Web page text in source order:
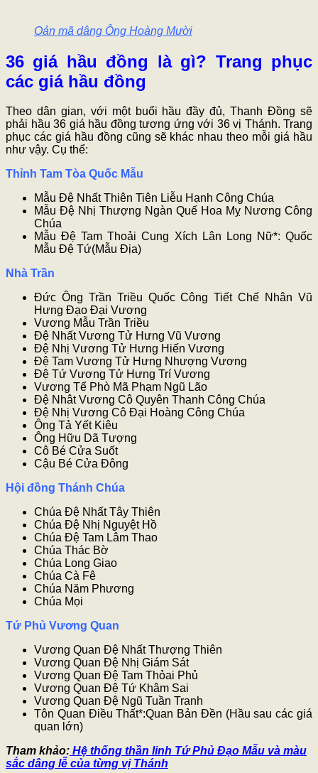
Oản mã dâng Ông Hoàng Mười
36 giá hầu đồng là gì? Trang phục
các giá hầu đồng
Theo dân gian, với một buổi hầu đầy đủ, Thanh Đồng sẽ
phải hầu 36 giá hầu đồng tương ứng với 36 vị Thánh. Trang
phục các giá hầu đồng cũng sẽ khác nhau theo mỗi giá hầu
như vậy. Cụ thể:
Thỉnh Tam Tòa Quốc Mẫu
Mẫu Đệ Nhất Thiên Tiên Liễu Hạnh Công Chúa
Mẫu Đệ Nhị Thượng Ngàn Quế Hoa Mỵ Nương Công
Chúa
Mẫu Đệ Tam Thoải Cung Xích Lân Long Nữ*: Quốc
Mẫu Đệ Tứ(Mẫu Địa)
Nhà Trần
Đức Ông Trần Triều Quốc Công Tiết Chế Nhân Vũ
Hưng Đạo Đại Vương
Vương Mẫu Trần Triều
Đệ Nhất Vương Tử Hưng Vũ Vương
Đệ Nhị Vương Tử Hưng Hiến Vương
Đệ Tam Vương Tử Hưng Nhượng Vương
Đệ Tứ Vương Tử Hưng Trí Vương
Vương Tể Phò Mã Phạm Ngũ Lão
Đệ Nhât Vương Cô Quyên Thanh Công Chúa
Đệ Nhị Vương Cô Đại Hoàng Công Chúa
Ông Tả Yết Kiêu
Ông Hữu Dã Tượng
Cô Bé Cửa Suốt
Cậu Bé Cửa Đông
Hội đồng Thánh Chúa
Chúa Đệ Nhất Tây Thiên
Chúa Đệ Nhị Nguyệt Hồ
Chúa Đệ Tam Lâm Thao
Chúa Thác Bờ
Chúa Long Giao
Chúa Cà Fê
Chúa Năm Phương
Chúa Mọi
Tứ Phủ Vương Quan
Vương Quan Đệ Nhất Thượng Thiên
Vương Quan Đệ Nhị Giám Sát
Vương Quan Đệ Tam Thỏai Phủ
Vương Quan Đệ Tứ Khâm Sai
Vương Quan Đệ Ngũ Tuần Tranh
Tôn Quan Điều Thất*:Quan Bản Đền (Hầu sau các giá
quan lớn)
Tham khảo: Hệ thống thần linh Tứ Phủ Đạo Mẫu và màu
sắc dâng lễ của từng vị Thánh